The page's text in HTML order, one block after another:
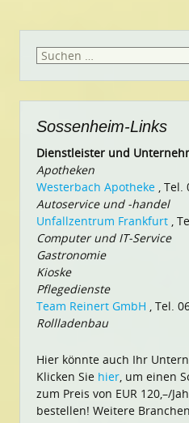
Suchen
Sossenheim-Links
Dienstleister und
Apotheken
Westerbach Apotheke , Tel.
Autoservice und -handel
Unfallzentrum Frankfurt ,
Computer und IT-Service
Gastronomie
Kioske
Pflegedienste
Team Reinert GmbH , Tel.
Rollladenbau
Hier könnte auch Ihr
Klicken Sie hier, um einen
zum Preis von EUR 120,–/
bestellen! Weitere